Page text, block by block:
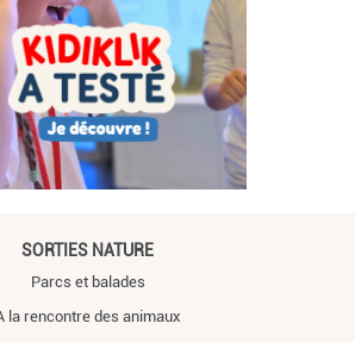
SORTIES NATURE
Parcs et balades
la rencontre des animaux